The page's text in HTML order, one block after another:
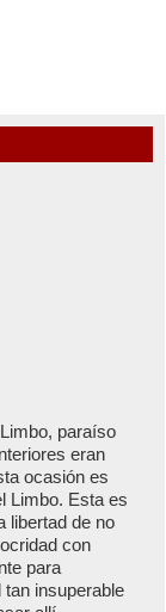
paraíso
eran
ocasión es
Limbo. Esta es
libertad de no
con
para
insuperable